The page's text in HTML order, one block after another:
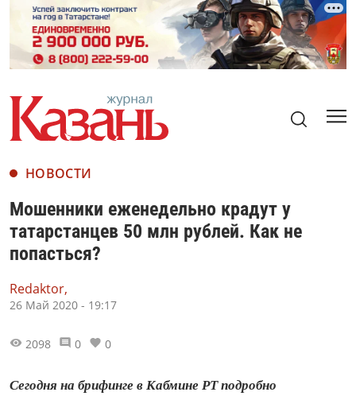
НОВОСТИ
Мошенники еженедельно крадут у
татарстанцев 50 млн рублей. Как не
попасться?
Redaktor,
26 Май 2020 - 19:17
2098 0 0
Сегодня на брифинге в Кабмине РТ подробно